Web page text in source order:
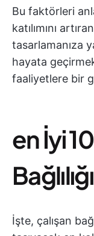
Bu faktörleri
katılımını
tasarlamanıza
hayata
faaliyetlere bir
en İyi
İşte, çalışan